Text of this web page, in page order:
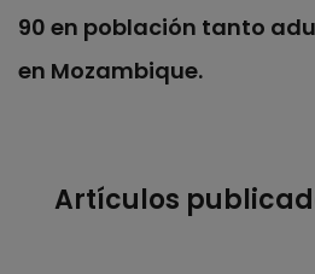
90 en población tanto
en Mozambique.
Artículos